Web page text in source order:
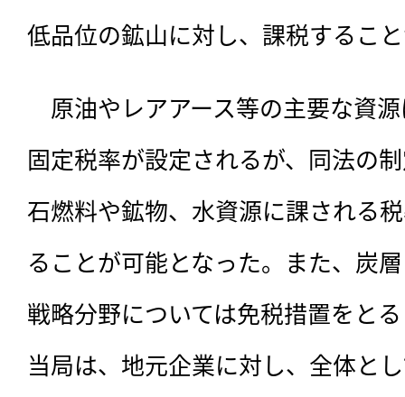
低品位の鉱山に対し、課税するこ
原油やレアアース等の主要な資
固定税率が設定されるが、同法の
石燃料や鉱物、水資源に課される
ることが可能となった。また、炭
戦略分野については免税措置をと
当局は、地元企業に対し、全体と